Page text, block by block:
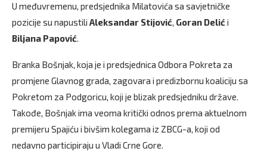
U međuvremenu, predsjednika Milatovića sa savjetničke
pozicije su napustili Aleksandar Stijović, Goran Delić i
Biljana Papović.
Branka Bošnjak, koja je i predsjednica Odbora Pokreta za
promjene Glavnog grada, zagovara i predizbornu koaliciju sa
Pokretom za Podgoricu, koji je blizak predsjedniku države.
Takođe, Bošnjak ima veoma kritički odnos prema aktuelnom
premijeru Spajiću i bivšim kolegama iz ZBCG-a, koji od
nedavno participiraju u Vladi Crne Gore.